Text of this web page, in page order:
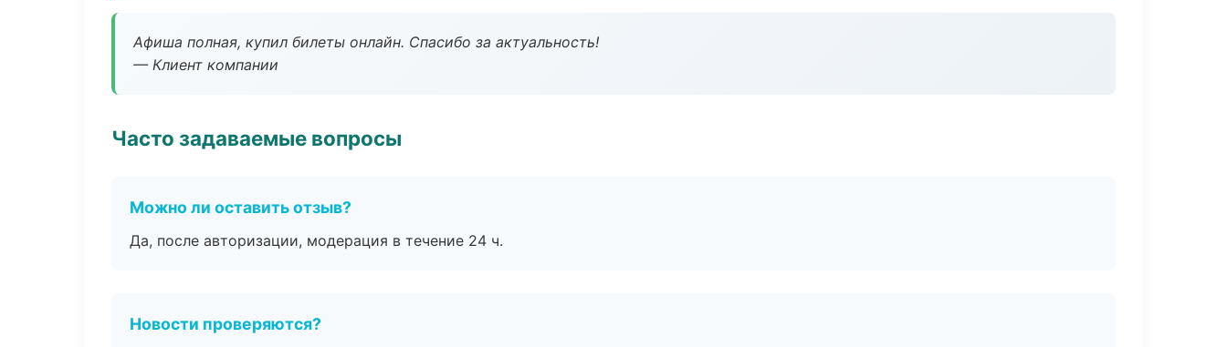
Афиша полная, купил билеты онлайн. Спасибо за актуальность!
— Клиент компании
Часто задаваемые вопросы
Можно ли оставить отзыв?
Да, после авторизации, модерация в течение 24 ч.
Новости проверяются?